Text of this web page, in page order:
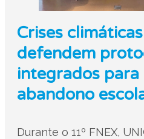
Crises
defendem
integrados
abandono
Durante o 11º FNEX,